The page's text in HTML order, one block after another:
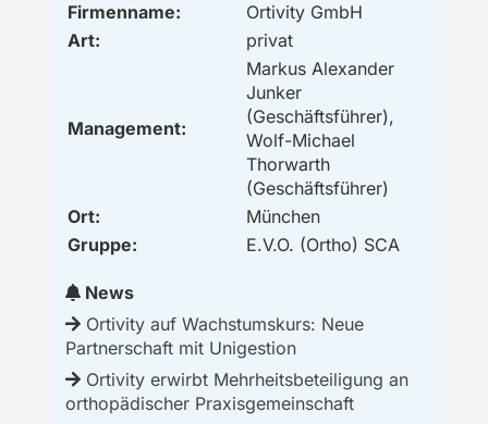
Firmenname:
Ortivity GmbH
Art:
privat
Management:
Markus Alexander
Junker
(Geschäftsführer),
Wolf-Michael
Thorwarth
(Geschäftsführer)
Ort:
München
Gruppe:
E.V.O. (Ortho) SCA
News
Ortivity auf Wachstumskurs: Neue
Partnerschaft mit Unigestion
Ortivity erwirbt Mehrheitsbeteiligung an
orthopädischer Praxisgemeinschaft